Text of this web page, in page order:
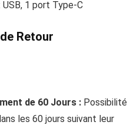
1 port Type-C
Retour
de 60 Jours : Possibilité
les 60 jours suivant leur